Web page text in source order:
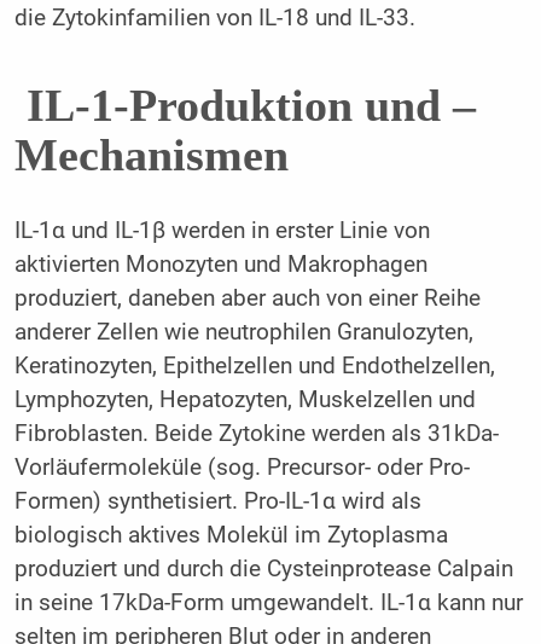
die Zytokinfamilien von IL-18 und IL-33.
IL-1-Produktion und –
Mechanismen
IL-1α und IL-1β werden in erster Linie von
aktivierten Monozyten und Makrophagen
produziert, daneben aber auch von einer Reihe
anderer Zellen wie neutrophilen Granulozyten,
Keratinozyten, Epithelzellen und Endothelzellen,
Lymphozyten, Hepatozyten, Muskelzellen und
Fibroblasten. Beide Zytokine werden als 31kDa-
Vorläufermoleküle (sog. Precursor- oder Pro-
Formen) synthetisiert. Pro-IL-1α wird als
biologisch aktives Molekül im Zytoplasma
produziert und durch die Cysteinprotease Calpain
in seine 17kDa-Form umgewandelt. IL-1α kann nur
selten im peripheren Blut oder in anderen